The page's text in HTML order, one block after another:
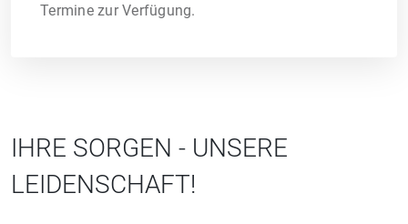
Termine zur Verfügung.
IHRE SORGEN - UNSERE
LEIDENSCHAFT!